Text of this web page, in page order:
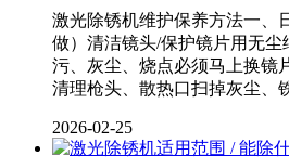
激光除锈机维护保养方法一、
做）清洁镜头/保护镜片用无
污、灰尘、烧点必须马上换镜
清理枪头、散热口扫掉灰尘、
2026-02-25